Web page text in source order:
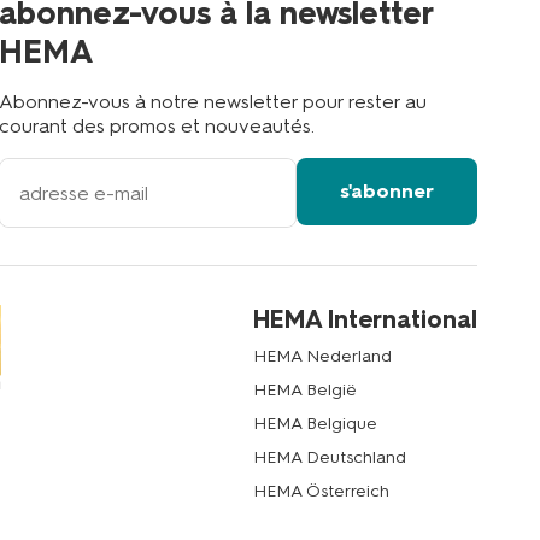
?
abonnez-vous à la newsletter
HEMA
Abonnez-vous à notre newsletter pour rester au
courant des promos et nouveautés.
votre
adresse
s'abonner
HEMA International
HEMA Nederland
HEMA België
HEMA Belgique
HEMA Deutschland
HEMA Österreich